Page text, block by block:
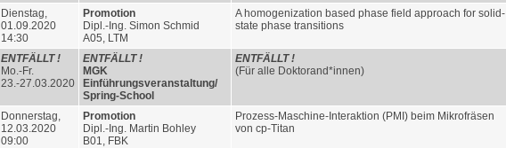
Dienstag,
01.09.2020
14:30
Promotion
Dipl.-Ing. Simon Schmid
A05, LTM
A homogenization based phase field approach for solid-
state phase transitions
ENTFÄLLT !
Mo.-Fr.
23.-27.03.2020
ENTFÄLLT !
MGK
Einführungsveranstaltung/
Spring-School
ENTFÄLLT !
(Für alle Doktorand*innen)
Donnerstag,
12.03.2020
09:00
Promotion
Dipl.-Ing. Martin Bohley
B01, FBK
Prozess-Maschine-Interaktion (PMI) beim Mikrofräsen
von cp-Titan